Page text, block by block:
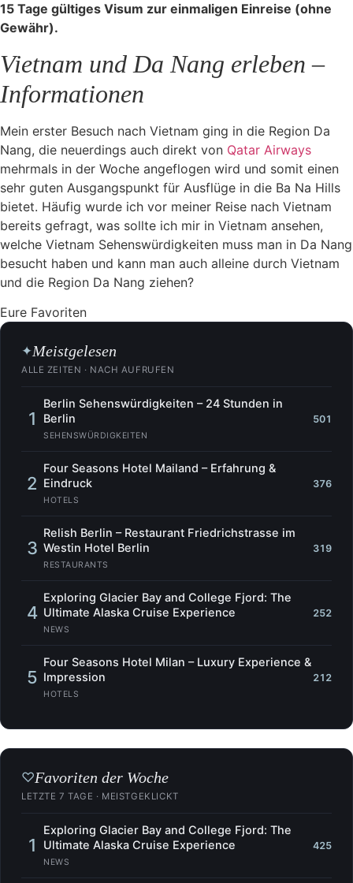
15 Tage gültiges Visum zur einmaligen Einreise (ohne
Gewähr).
Vietnam und Da Nang erleben –
Informationen
Mein erster Besuch nach Vietnam ging in die Region Da
Nang, die neuerdings auch direkt von Qatar Airways
mehrmals in der Woche angeflogen wird und somit einen
sehr guten Ausgangspunkt für Ausflüge in die Ba Na Hills
bietet. Häufig wurde ich vor meiner Reise nach Vietnam
bereits gefragt, was sollte ich mir in Vietnam ansehen,
welche Vietnam Sehenswürdigkeiten muss man in Da Nang
besucht haben und kann man auch alleine durch Vietnam
und die Region Da Nang ziehen?
Eure Favoriten
✦Meistgelesen
ALLE ZEITEN · NACH AUFRUFEN
1
Berlin Sehenswürdigkeiten – 24 Stunden in
Berlin
SEHENSWÜRDIGKEITEN
501
2
Four Seasons Hotel Mailand – Erfahrung &
Eindruck
HOTELS
376
3
Relish Berlin – Restaurant Friedrichstrasse im
Westin Hotel Berlin
RESTAURANTS
319
4
Exploring Glacier Bay and College Fjord: The
Ultimate Alaska Cruise Experience
NEWS
252
5
Four Seasons Hotel Milan – Luxury Experience &
Impression
HOTELS
212
♡Favoriten der Woche
LETZTE 7 TAGE · MEISTGEKLICKT
1
Exploring Glacier Bay and College Fjord: The
Ultimate Alaska Cruise Experience
NEWS
425